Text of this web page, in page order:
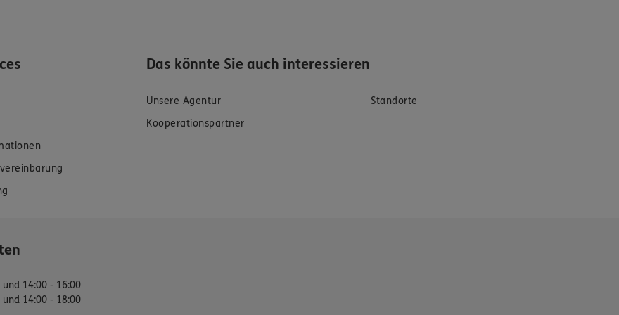
Das könnte Sie auch interessieren
Unsere Agentur
Standorte
Kooperationspartner
14:00 - 16:00
14:00 - 18:00